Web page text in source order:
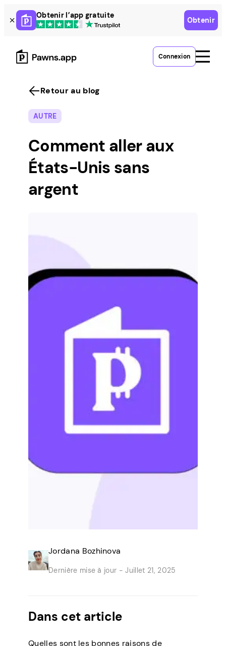
Skip
to
content
Obtenir l’app gratuite
Obtenir
Connexion
Retour au blog
AUTRE
Comment aller aux
États-Unis sans
argent
Jordana Bozhinova
Dernière mise à jour - Juillet 21, 2025
Dans cet article
Quelles sont les bonnes raisons de